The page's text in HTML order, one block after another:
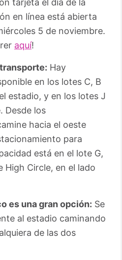
tarjeta el día de la
en línea está abierta
5 de noviembre.
aquí!
Hay
en los lotes C, B
estadio, y en los lotes J
Desde los
hacia el oeste
para
está en el lote G,
High Circle, en el lado
es una gran opción: Se
al estadio caminando
de las dos